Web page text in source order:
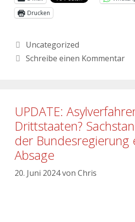
Drucken
Uncategorized
Schreibe einen Kommentar
UPDATE:
Drittstaaten?
der Bundesregierung
Absage
20. Juni 2024von Chris